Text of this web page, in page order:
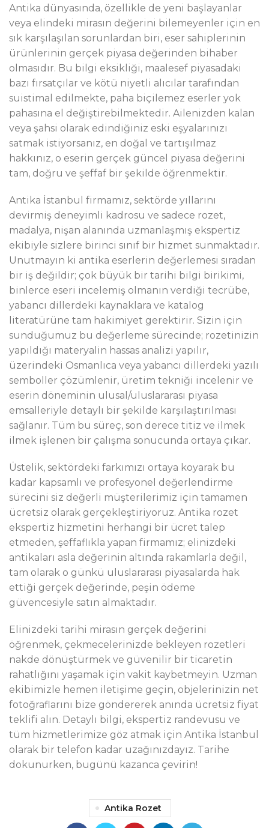
Antika dünyasında, özellikle de yeni başlayanlar
veya elindeki mirasın değerini bilemeyenler için en
sık karşılaşılan sorunlardan biri, eser sahiplerinin
ürünlerinin gerçek piyasa değerinden bihaber
olmasıdır. Bu bilgi eksikliği, maalesef piyasadaki
bazı fırsatçılar ve kötü niyetli alıcılar tarafından
suistimal edilmekte, paha biçilemez eserler yok
pahasına el değiştirebilmektedir. Ailenizden kalan
veya şahsi olarak edindiğiniz eski eşyalarınızı
satmak istiyorsanız, en doğal ve tartışılmaz
hakkınız, o eserin gerçek güncel piyasa değerini
tam, doğru ve şeffaf bir şekilde öğrenmektir.
Antika İstanbul firmamız, sektörde yıllarını
devirmiş deneyimli kadrosu ve sadece rozet,
madalya, nişan alanında uzmanlaşmış ekspertiz
ekibiyle sizlere birinci sınıf bir hizmet sunmaktadır.
Unutmayın ki antika eserlerin değerlemesi sıradan
bir iş değildir; çok büyük bir tarihi bilgi birikimi,
binlerce eseri incelemiş olmanın verdiği tecrübe,
yabancı dillerdeki kaynaklara ve katalog
literatürüne tam hakimiyet gerektirir. Sizin için
sunduğumuz bu değerleme sürecinde; rozetinizin
yapıldığı materyalin hassas analizi yapılır,
üzerindeki Osmanlıca veya yabancı dillerdeki yazılı
semboller çözümlenir, üretim tekniği incelenir ve
eserin döneminin ulusal/uluslararası piyasa
emsalleriyle detaylı bir şekilde karşılaştırılması
sağlanır. Tüm bu süreç, son derece titiz ve ilmek
ilmek işlenen bir çalışma sonucunda ortaya çıkar.
Üstelik, sektördeki farkımızı ortaya koyarak bu
kadar kapsamlı ve profesyonel değerlendirme
sürecini siz değerli müşterilerimiz için tamamen
ücretsiz olarak gerçekleştiriyoruz. Antika rozet
ekspertiz hizmetini herhangi bir ücret talep
etmeden, şeffaflıkla yapan firmamız; elinizdeki
antikaları asla değerinin altında rakamlarla değil,
tam olarak o günkü uluslararası piyasalarda hak
ettiği gerçek değerinde, peşin ödeme
güvencesiyle satın almaktadır.
Elinizdeki tarihi mirasın gerçek değerini
öğrenmek, çekmecelerinizde bekleyen rozetleri
nakde dönüştürmek ve güvenilir bir ticaretin
rahatlığını yaşamak için vakit kaybetmeyin. Uzman
ekibimizle hemen iletişime geçin, objelerinizin net
fotoğraflarını bize göndererek anında ücretsiz fiyat
teklifi alın. Detaylı bilgi, ekspertiz randevusu ve
tüm hizmetlerimize göz atmak için Antika İstanbul
olarak bir telefon kadar uzağınızdayız. Tarihe
dokunurken, bugünü kazanca çevirin!
Antika Rozet